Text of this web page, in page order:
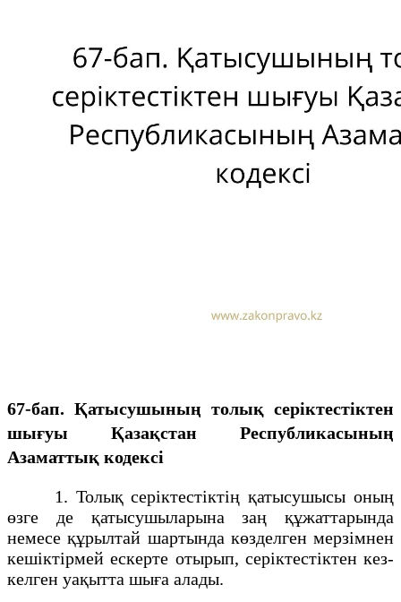
67-бап. Қатысушының толық серiктестiктен
шығуы Қазақстан Республикасының
Азаматтық кодексi
1. Толық серiктестiктiң қатысушысы оның
өзге де қатысушыларына заң құжаттарында
немесе құрылтай шартында көзделген мерзiмнен
кешiктiрмей ескерте отырып, серiктестiктен кез-
келген уақытта шыға алады.